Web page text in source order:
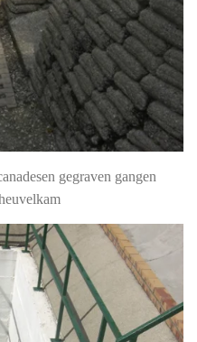
gegraven gangen